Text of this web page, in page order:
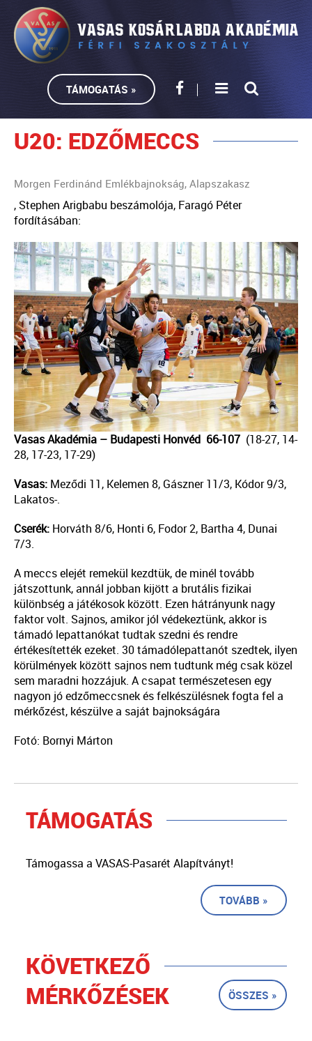
TÁMOGATÁS »
U20: EDZŐMECCS
Morgen Ferdinánd Emlékbajnokság, Alapszakasz
, Stephen Arigbabu beszámolója, Faragó Péter
fordításában:
Vasas Akadémia – Budapesti Honvéd 66-107 (18-27, 14-
28, 17-23, 17-29)
Vasas: Meződi 11, Kelemen 8, Gászner 11/3, Kódor 9/3,
Lakatos-.
Cserék: Horváth 8/6, Honti 6, Fodor 2, Bartha 4, Dunai
7/3.
A meccs elejét remekül kezdtük, de minél tovább
játszottunk, annál jobban kijött a brutális fizikai
különbség a játékosok között. Ezen hátrányunk nagy
faktor volt. Sajnos, amikor jól védekeztünk, akkor is
támadó lepattanókat tudtak szedni és rendre
értékesítették ezeket. 30 támadólepattanót szedtek, ilyen
körülmények között sajnos nem tudtunk még csak közel
sem maradni hozzájuk. A csapat természetesen egy
nagyon jó edzőmeccsnek és felkészülésnek fogta fel a
mérkőzést, készülve a saját bajnokságára
Fotó: Bornyi Márton
TÁMOGATÁS
Támogassa a VASAS-Pasarét Alapítványt!
TOVÁBB »
KÖVETKEZŐ
MÉRKŐZÉSEK
ÖSSZES »